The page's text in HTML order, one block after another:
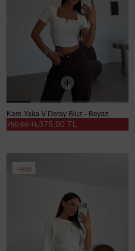
Kare Yaka V Detay Bluz - Beyaz
375,00 TL
750,00 TL
%55